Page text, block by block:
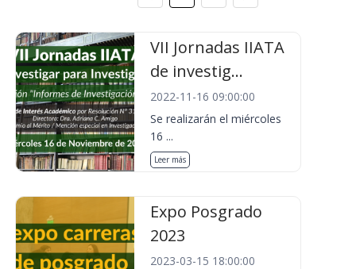
VII Jornadas IIATA
de investig...
2022-11-16 09:00:00
Se realizarán el miércoles
16 ...
Leer más
Expo Posgrado
2023
2023-03-15 18:00:00